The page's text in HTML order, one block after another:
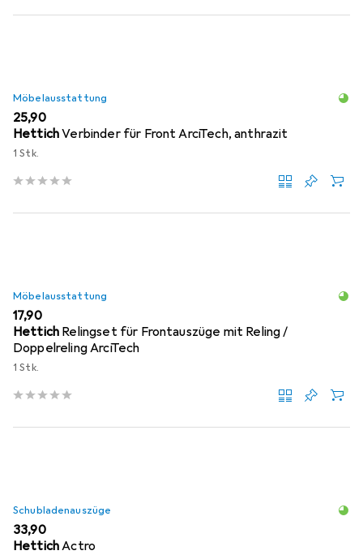
Möbelausstattung
EUR
25,90
HettichVerbinder für Front ArciTech, anthrazit
1 Stk.
Möbelausstattung
EUR
17,90
Hettich Relingset für Frontauszüge mit Reling /
Doppelreling ArciTech
1 Stk.
Schubladenauszüge
EUR
33,90
HettichActro